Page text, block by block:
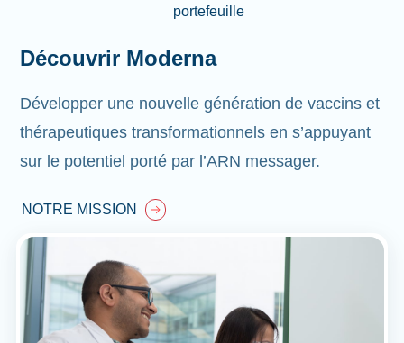
portefeuille
Découvrir Moderna
Développer une nouvelle génération de vaccins et
thérapeutiques transformationnels en s’appuyant
sur le potentiel porté par l’ARN messager.
NOTRE MISSION